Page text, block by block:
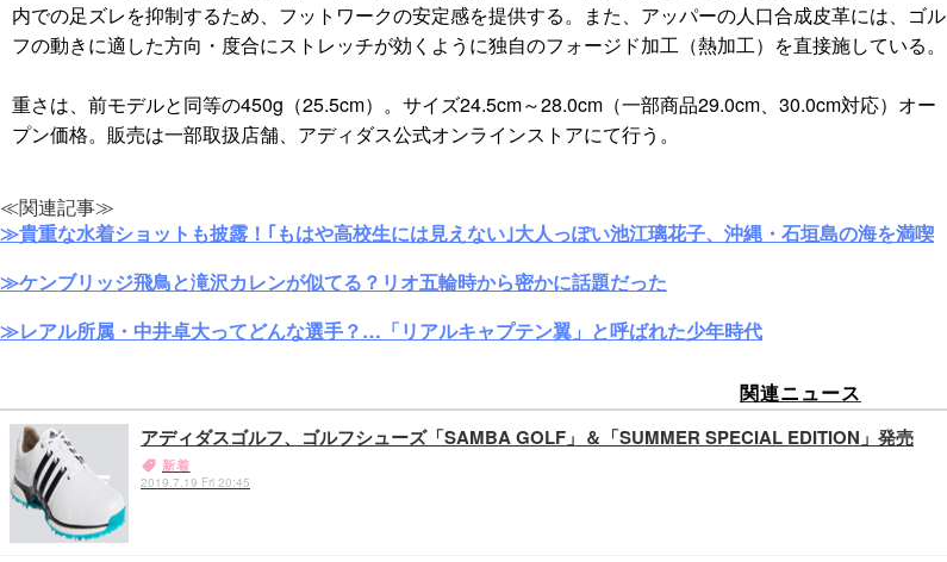
内での足ズレを抑制するため、フットワークの安定感を提供する。また、アッパーの人口合成皮革には、ゴル
フの動きに適した方向・度合にストレッチが効くように独自のフォージド加工（熱加工）を直接施している。
重さは、前モデルと同等の450g（25.5cm）。サイズ24.5cm～28.0cm（一部商品29.0cm、30.0cm対応）オー
プン価格。販売は一部取扱店舗、アディダス公式オンラインストアにて行う。
≪関連記事≫
≫貴重な水着ショットも披露！｢もはや高校生には見えない｣大人っぽい池江璃花子、沖縄・石垣島の海を満喫
≫ケンブリッジ飛鳥と滝沢カレンが似てる？リオ五輪時から密かに話題だった
≫レアル所属・中井卓大ってどんな選手？…「リアルキャプテン翼」と呼ばれた少年時代
関連ニュース
アディダスゴルフ、ゴルフシューズ「SAMBA GOLF」＆「SUMMER SPECIAL EDITION」発売
新着
2019.7.19 Fri 20:45